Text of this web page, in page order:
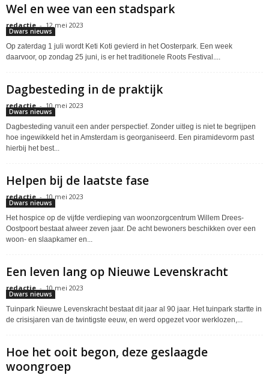
Wel en wee van een stadspark
redactie - 12 mei 2023
Dwars nieuws
Op zaterdag 1 juli wordt Keti Koti gevierd in het Oosterpark. Een week
daarvoor, op zondag 25 juni, is er het traditionele Roots Festival....
Dagbesteding in de praktijk
redactie - 10 mei 2023
Dwars nieuws
Dagbesteding vanuit een ander perspectief. Zonder uitleg is niet te begrijpen
hoe ingewikkeld het in Amsterdam is georganiseerd. Een piramidevorm past
hierbij het best...
Helpen bij de laatste fase
redactie - 10 mei 2023
Dwars nieuws
Het hospice op de vijfde verdieping van woonzorgcentrum Willem Drees-
Oostpoort bestaat alweer zeven jaar. De acht bewoners beschikken over een
woon- en slaapkamer en...
Een leven lang op Nieuwe Levenskracht
redactie - 10 mei 2023
Dwars nieuws
Tuinpark Nieuwe Levenskracht bestaat dit jaar al 90 jaar. Het tuinpark startte in
de crisisjaren van de twintigste eeuw, en werd opgezet voor werklozen,...
Hoe het ooit begon, deze geslaagde
woongroep